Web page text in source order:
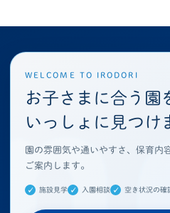
WELCOME TO IRODORI
お子さまに合う園
いっしょに見つけ
園の雰囲気や通いやすさ、保育内
ご案内します。
施設見学 入園相談 空き状況の確